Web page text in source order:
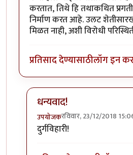
करतात, तिथे हि तथाकथित प्रगती
निर्माण करत आहे. उलट
मिळत नाही, अशी विरोधी
प्रतिसाद देण्यासाठीलॉग इन
धन्यवाद!
उपयोजकरविवार, 23/12/2018
In reply to
दुर्गविहारी!